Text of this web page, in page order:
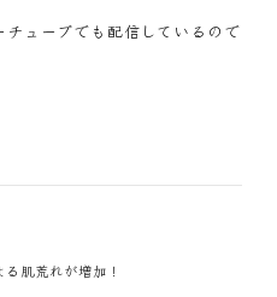
ューブでも配信しているので
肌荒れが増加！